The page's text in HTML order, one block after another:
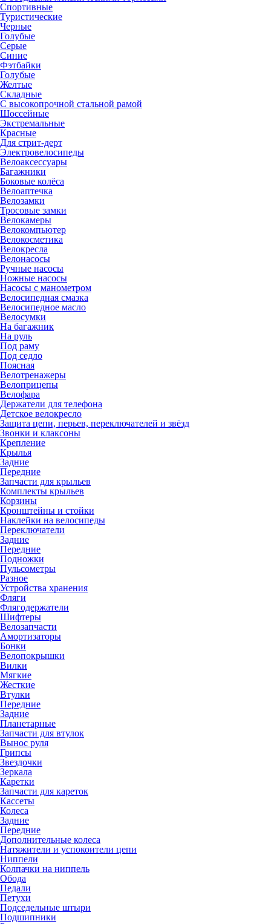
Спортивные
Туристические
Черные
Голубые
Серые
Синие
Фэтбайки
Голубые
Желтые
Складные
С высокопрочной стальной рамой
Шоссейные
Экстремальные
Красные
Для стрит-дерт
Электровелосипеды
Велоаксессуары
Багажники
Боковые колёса
Велоаптечка
Велозамки
Тросовые замки
Велокамеры
Велокомпьютер
Велокосметика
Велокресла
Велонасосы
Ручные насосы
Ножные насосы
Насосы с манометром
Велосипедная смазка
Велосипедное масло
Велосумки
На багажник
На руль
Под раму
Под седло
Поясная
Велотренажеры
Велоприцепы
Велофара
Держатели для телефона
Детское велокресло
Защита цепи, перьев, переключателей и звёзд
Звонки и клаксоны
Крепление
Крылья
Задние
Передние
Запчасти для крыльев
Комплекты крыльев
Корзины
Кронштейны и стойки
Наклейки на велосипеды
Переключатели
Задние
Передние
Подножки
Пульсометры
Разное
Устройства хранения
Фляги
Флягодержатели
Шифтеры
Велозапчасти
Амортизаторы
Бонки
Велопокрышки
Вилки
Мягкие
Жесткие
Втулки
Передние
Задние
Планетарные
Запчасти для втулок
Вынос руля
Грипсы
Звездочки
Зеркала
Каретки
Запчасти для кареток
Кассеты
Колеса
Задние
Передние
Дополнительные колеса
Натяжители и успокоители цепи
Ниппели
Колпачки на ниппель
Обода
Педали
Петухи
Подседельные штыри
Подшипники